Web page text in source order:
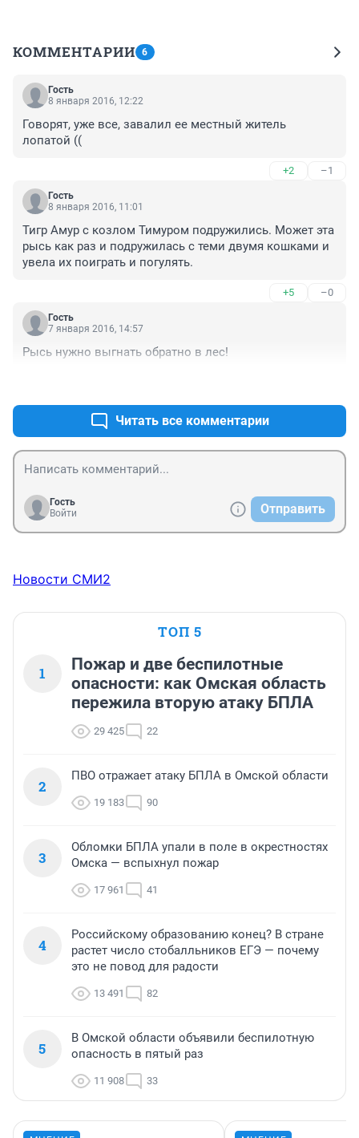
КОММЕНТАРИИ 6
Гость
8 января 2016, 12:22
Говорят, уже все, завалил ее местный житель
лопатой ((
+2 –1
Гость
8 января 2016, 11:01
Тигр Амур с козлом Тимуром подружились. Может эта
рысь как раз и подружилась с теми двумя кошками и
увела их поиграть и погулять.
+5 –0
Гость
7 января 2016, 14:57
Рысь нужно выгнать обратно в лес!
Читать все комментарии
Гость
Войти
Отправить
Новости СМИ2
ТОП 5
1
Пожар и две беспилотные
опасности: как Омская область
пережила вторую атаку БПЛА
29 425 22
2
ПВО отражает атаку БПЛА в Омской области
19 183 90
3
Обломки БПЛА упали в поле в окрестностях
Омска — вспыхнул пожар
17 961 41
4
Российскому образованию конец? В стране
растет число стобалльников ЕГЭ — почему
это не повод для радости
13 491 82
5
В Омской области объявили беспилотную
опасность в пятый раз
11 908 33